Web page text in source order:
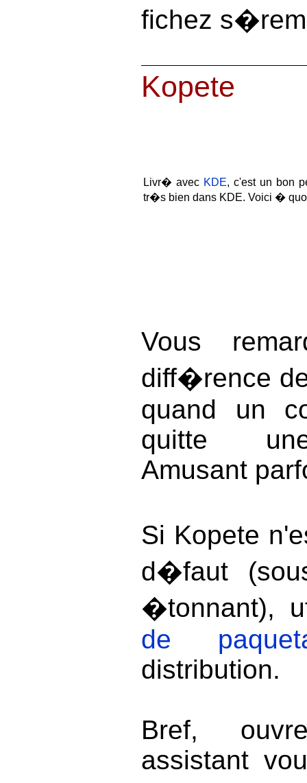
fichez
Kopete
Livr� avec KDE, c'est un bon
tr�s bien dans KDE. Voici �
Vous
diff�rence
quand un
quitte
Amusant
Si Kopete
d�faut
�tonnant),
de
distribution.
Bref,
assistant